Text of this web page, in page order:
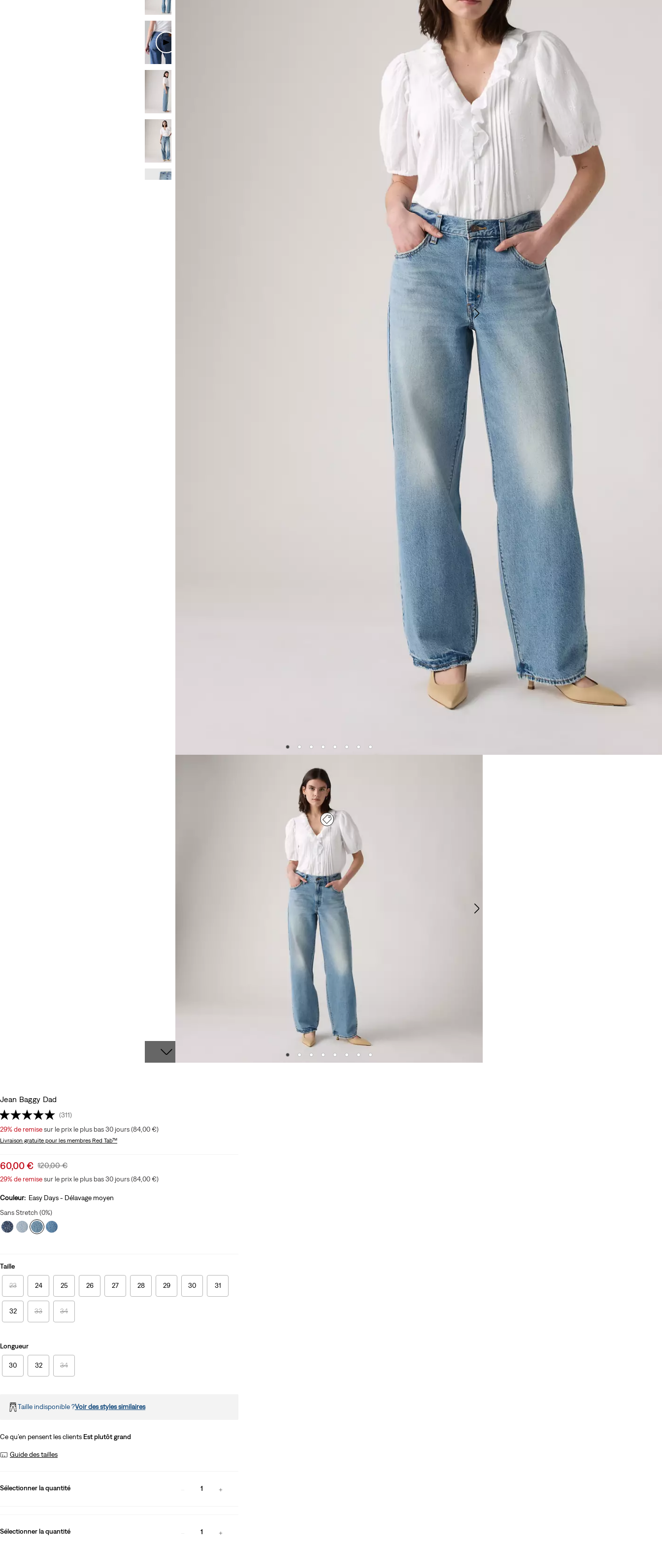
Jean Baggy Dad
(311)
29%de remisesur le prix le plus bas 30 jours (84,00 €)
Livraison gratuite pour les membres Red Tab™
Sale
price
60,00 € Original
120,00 €
29%de remisesur le prix le plus bas 30 jours (84,00 €)
Couleur: Easy Days - Délavage moyen
Sans Stretch (0%)
Taille
23 24 25 26 27 28 29 30 31
32 33 34
Longueur
30 32 34
Taille indisponible ?Voir des styles similaires
Ce qu’en pensent les clients Est plutôt grand
Guide des tailles
Sélectionner la quantité 1
Sélectionner la quantité 1